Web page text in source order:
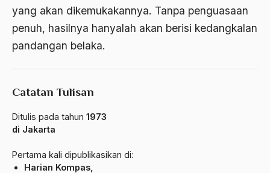
yang akan dikemukakannya. Tanpa penguasaan
penuh, hasilnya hanyalah akan berisi kedangkalan
pandangan belaka.
Catatan Tulisan
Ditulis pada tahun 1973
di Jakarta
Pertama kali dipublikasikan di:
Harian Kompas,
Ambivalen
ambon
Amerika
amerika latin
amerika serikat
Amin Iskandar